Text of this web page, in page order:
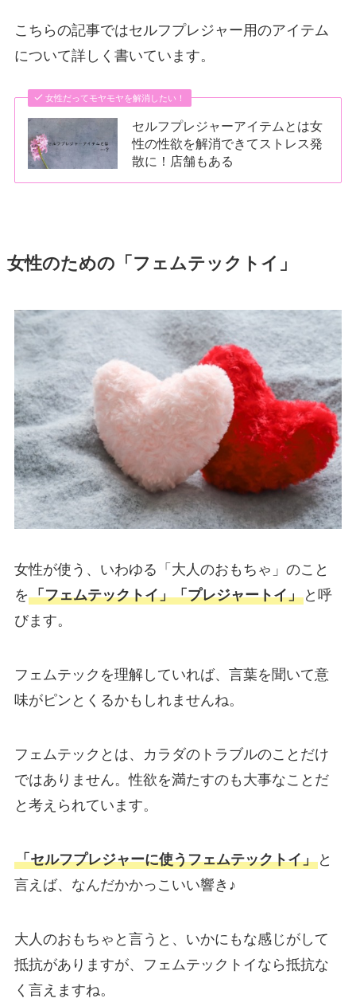
こちらの記事ではセルフプレジャー用のアイテム
について詳しく書いています。
女性だってモヤモヤを解消したい！
セルフプレジャーアイテムとは女
性の性欲を解消できてストレス発
散に！店舗もある
女性のための「フェムテックトイ」
女性が使う、いわゆる「大人のおもちゃ」のこと
を「フェムテックトイ」「プレジャートイ」と呼
びます。
フェムテックを理解していれば、言葉を聞いて意
味がピンとくるかもしれませんね。
フェムテックとは、カラダのトラブルのことだけ
ではありません。性欲を満たすのも大事なことだ
と考えられています。
「セルフプレジャーに使うフェムテックトイ」と
言えば、なんだかかっこいい響き♪
大人のおもちゃと言うと、いかにもな感じがして
抵抗がありますが、フェムテックトイなら抵抗な
く言えますね。